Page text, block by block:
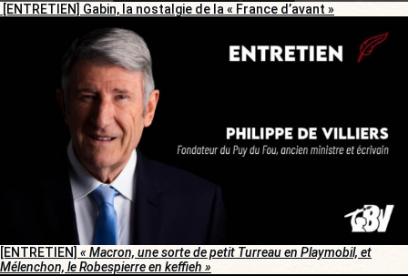
[ENTRETIEN] Gabin, la nostalgie de la « France d’avant »
[ENTRETIEN] « Macron, une sorte de petit Turreau en Playmobil, et
Mélenchon, le Robespierre en keffieh »